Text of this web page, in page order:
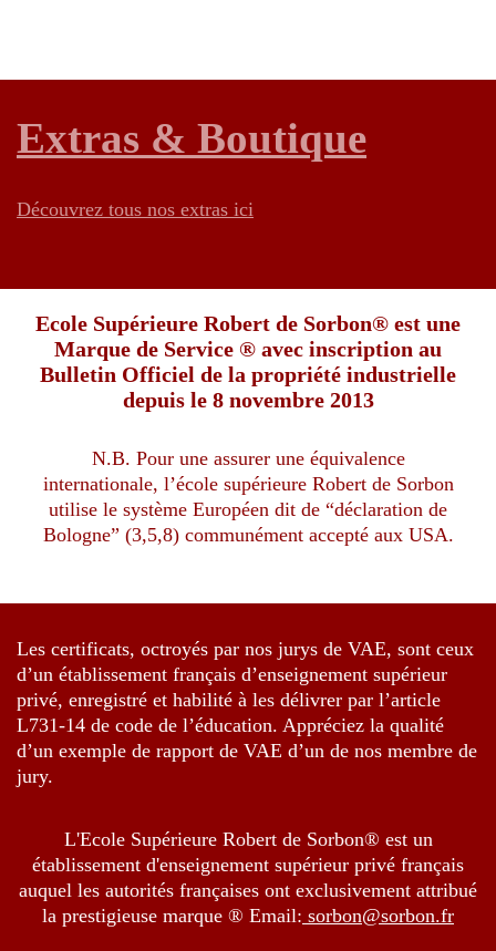
Extras & Boutique
Découvrez tous nos extras ici
Ecole Supérieure Robert de Sorbon® est une
Marque de Service ® avec inscription au
Bulletin Officiel de la propriété industrielle
depuis le 8 novembre 2013
N.B. Pour une assurer une équivalence
internationale, l’école supérieure Robert de Sorbon
utilise le système Européen dit de “déclaration de
Bologne” (3,5,8) communément accepté aux USA.
Les certificats, octroyés par nos jurys de VAE, sont ceux
d’un établissement français d’enseignement supérieur
privé, enregistré et habilité à les délivrer par l’article
L731-14 de code de l’éducation. Appréciez la qualité
d’un exemple de rapport de VAE d’un de nos membre de
jury.
L'Ecole Supérieure Robert de Sorbon® est un
établissement d'enseignement supérieur privé français
auquel les autorités françaises ont exclusivement attribué
la prestigieuse marque ® Email: sorbon@sorbon.fr